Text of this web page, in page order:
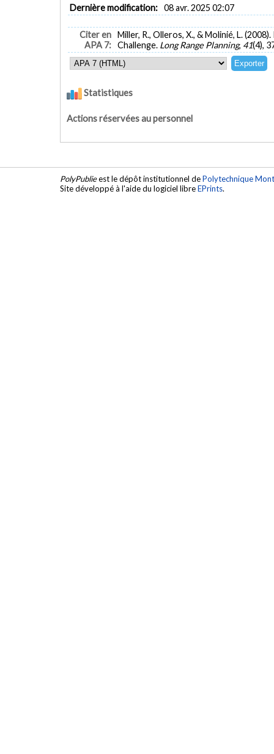
Dernière modification: 08 avr. 2025 02:07
Citer en
APA 7:
Miller, R., Olleros, X., & Molinié, L.
Challenge. Long Range Planning, 41(4),
Statistiques
Actions réservées au personnel
PolyPublieest le dépôt institutionnel dePolytechnique
Site développé à l'aide du logiciel libreEPrints.